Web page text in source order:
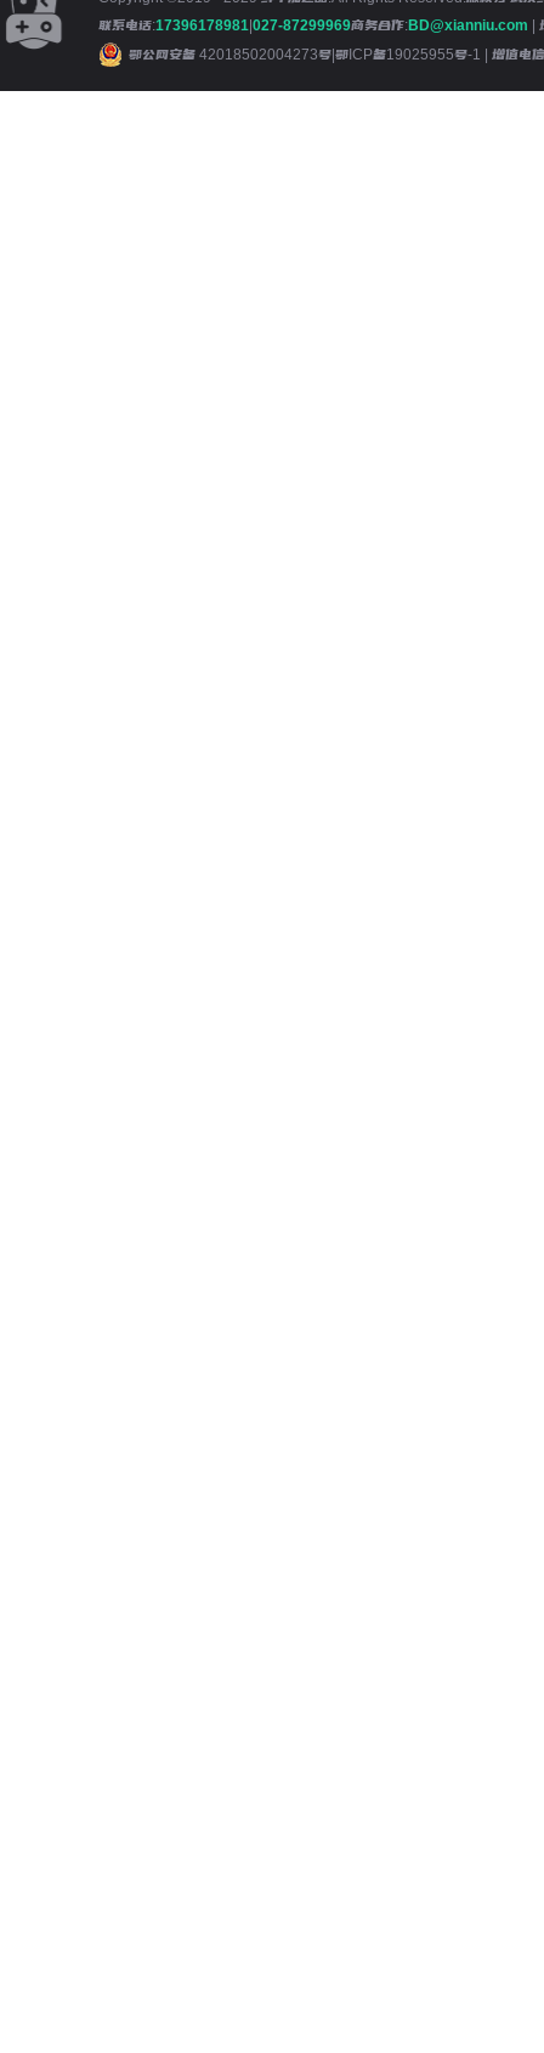
联系电话:17396178981 027-87299969商务合作:BD@xianniu.com |
鄂公网安备 42018502004273号 鄂ICP备19025955号-1 | 增值电